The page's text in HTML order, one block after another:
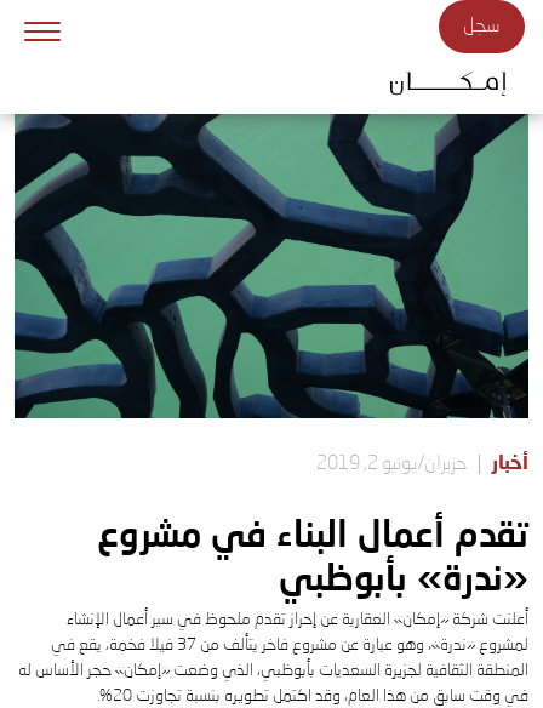
Skip to main content
سجل
أخبار حزيران/يونيو 2, 2019
تقدم أعمال البناء في مشروع
«ندرة» بأبوظبي
أعلنت شركة «إمكان» العقارية عن إحراز تقدم ملحوظ في سير أعمال الإنشاء
لمشروع «ندرة»، وهو عبارة عن مشروع فاخر يتألف من 37 فيلا فخمة، يقع في
المنطقة الثقافية لجزيرة السعديات بأبوظبي، الذي وضعت «إمكان» حجر الأساس له
في وقت سابق من هذا العام، وقد اكتمل تطويره بنسبة تجاوزت 20%.